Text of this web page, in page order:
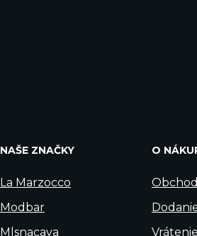
NAŠE ZNAČKY
La Marzocco
Modbar
Mlsnacava
O